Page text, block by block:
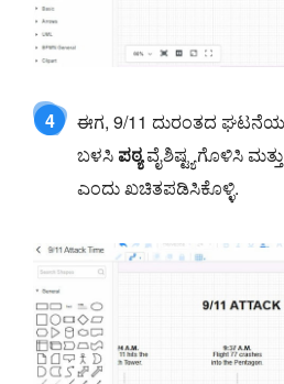
4
ಈಗ, 9/11 ದುರಂತದ ಘಟನೆಯ
ಬಳಸಿ ಪಠ್ಯವೈಶಿಷ್ಟ್ಯಗೊಳಿಸಿ
ಎಂದು ಖಚಿತಪಡಿಸಿಕೊಳ್ಳಿ.